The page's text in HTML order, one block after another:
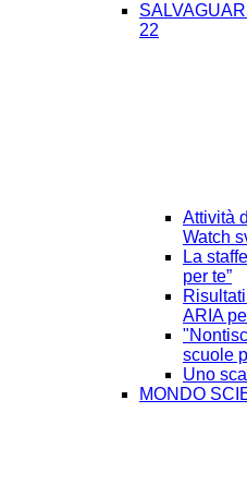
22
Attività
Watch
La
per te”
ARIA
scuole
Uno
MONDO